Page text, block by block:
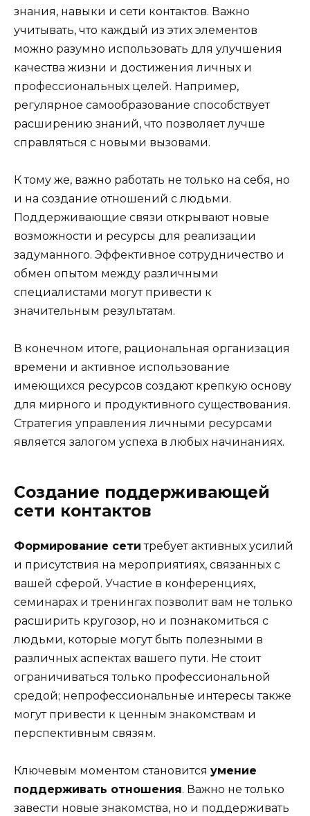
знания, навыки и сети контактов. Важно
учитывать, что каждый из этих элементов
можно разумно использовать для улучшения
качества жизни и достижения личных и
профессиональных целей. Например,
регулярное самообразование способствует
расширению знаний, что позволяет лучше
справляться с новыми вызовами.
К тому же, важно работать не только на себя, но
и на создание отношений с людьми.
Поддерживающие связи открывают новые
возможности и ресурсы для реализации
задуманного. Эффективное сотрудничество и
обмен опытом между различными
специалистами могут привести к
значительным результатам.
В конечном итоге, рациональная организация
времени и активное использование
имеющихся ресурсов создают крепкую основу
для мирного и продуктивного существования.
Стратегия управления личными ресурсами
является залогом успеха в любых начинаниях.
Создание поддерживающей
сети контактов
Формирование сети требует активных усилий
и присутствия на мероприятиях, связанных с
вашей сферой. Участие в конференциях,
семинарах и тренингах позволит вам не только
расширить кругозор, но и познакомиться с
людьми, которые могут быть полезными в
различных аспектах вашего пути. Не стоит
ограничиваться только профессиональной
средой; непрофессиональные интересы также
могут привести к ценным знакомствам и
перспективным связям.
Ключевым моментом становится умение
поддерживать отношения. Важно не только
завести новые знакомства, но и поддерживать